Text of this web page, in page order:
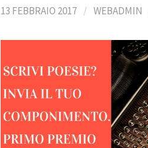
13 FEBBRAIO 2017 / WEBADMIN